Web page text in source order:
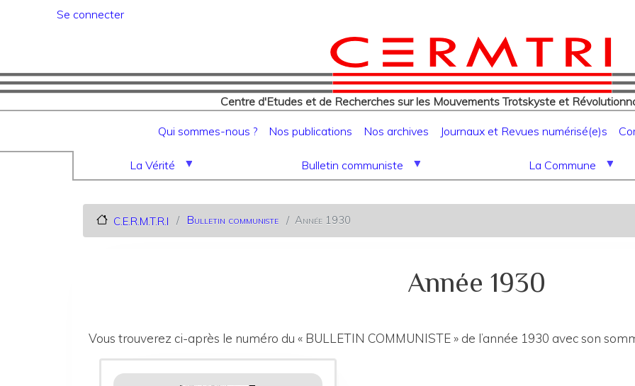
contenu
principal
Menu du compte de l'utilisateur
Se connecter
Centre d'Etudes et de Recherches sur les Mouvements Trotskyste et
Navigation principale
Qui sommes-nous ? Nos publications Nos archives Journaux et Revues numérisé(e)s
La Vérité Bulletin communiste La Commune
C.E.R.M.T.R.I Bulletin communiste Année 1930
Année 1930
Vous trouverez ci-après le numéro du « BULLETIN COMMUNISTE » de l’année 1930 avec son